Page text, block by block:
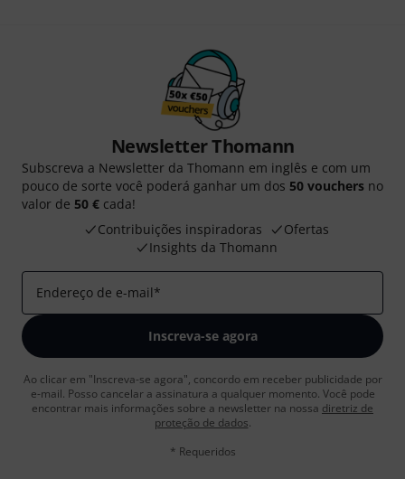
Newsletter Thomann
Subscreva a Newsletter da Thomann em inglês e com um
pouco de sorte você poderá ganhar um dos 50 vouchers no
valor de 50 € cada!
Contribuições inspiradoras
Ofertas
Insights da Thomann
Endereço de e-mail*
Inscreva-se agora
Ao clicar em "Inscreva-se agora", concordo em receber publicidade por
e-mail. Posso cancelar a assinatura a qualquer momento. Você pode
encontrar mais informações sobre a newsletter na nossa diretriz de
proteção de dados.
* Requeridos